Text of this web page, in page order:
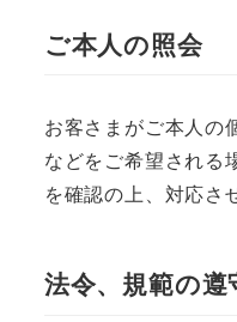
ご本人の照会
お客さまがご本人の
などをご希望される
を確認の上、対応さ
法令、規範の遵